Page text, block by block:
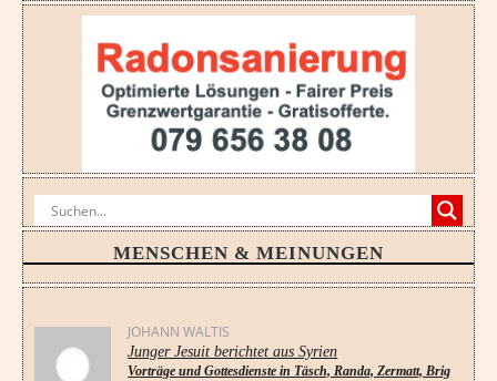
MENSCHEN & MEINUNGEN
JOHANN WALTIS
Junger Jesuit berichtet aus Syrien
Vorträge und Gottesdienste in Täsch, Randa, Zermatt, Brig